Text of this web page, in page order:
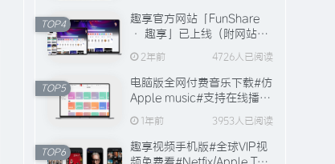
趣享官方网站「FunShare
· 趣享」已上线（附网站功
能介绍）
2年前 4726人已阅读
TOP4
电脑版全网付费音乐下载#仿
Apple music#支持在线播放
与缓存#A631
1年前 3953人已阅读
TOP5
趣享视频手机版#全球VIP视
TOP6